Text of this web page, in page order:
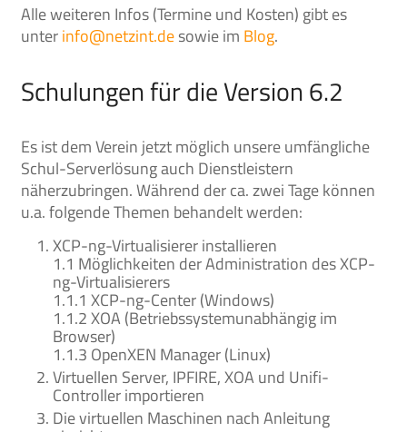
Alle weiteren Infos (Termine und Kosten) gibt es
unterinfo@netzint.desowie im Blog.
Schulungen für die Version 6.2
Es ist dem Verein jetzt möglich unsere umfängliche
Schul-Serverlösung auch Dienstleistern
näherzubringen. Während der ca. zwei Tage können
u.a. folgende Themen behandelt werden:
XCP-ng-Virtualisierer installieren
1.1 Möglichkeiten der Administration des XCP-
ng-Virtualisierers
1.1.1 XCP-ng-Center (Windows)
1.1.2 XOA (Betriebssystemunabhängig im
Browser)
1.1.3 OpenXEN Manager (Linux)
Virtuellen Server, IPFIRE, XOA und Unifi-
Controller importieren
Die virtuellen Maschinen nach Anleitung